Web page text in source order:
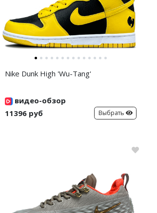
Nike Dunk High 'Wu-Tang'
видео-обзор
11396 руб
Выбрать